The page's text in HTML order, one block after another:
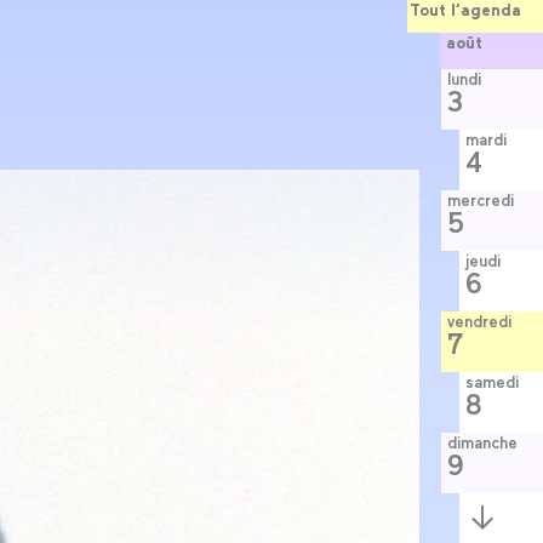
Tout l’agenda
août
lundi
3
mardi
4
mercredi
5
jeudi
6
vendredi
7
samedi
8
dimanche
9
Semaine
suivante